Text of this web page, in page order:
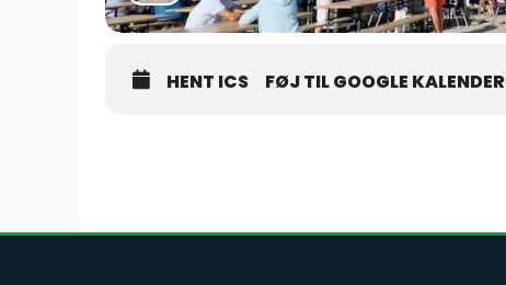
HENT ICS FØJ TIL GOOGLE KALENDER